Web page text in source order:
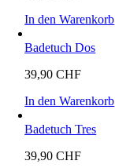
In den Warenkorb
Badetuch Dos
39,90CHF
In den Warenkorb
Badetuch Tres
39,90CHF